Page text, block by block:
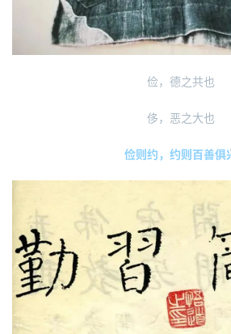
俭，德之共也
侈，恶之大也
俭则约，约则百善俱